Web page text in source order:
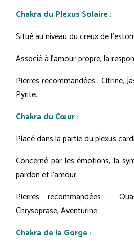
Chakra du Plexus Solaire :
Situé au niveau du creux de
Associé à l'amour-propre, la
Pierres recommandées : Citrine,
Pyrite.
Chakra du Cœur :
Placé dans la partie du plexus
Concerné par les émotions, la
pardon et l'amour.
Pierres recommandées :
Chrysoprase, Aventurine.
Chakra de la Gorge :